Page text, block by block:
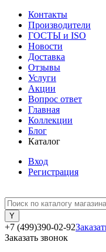
Контакты
Производители
ГОСТЫ и ISO
Новости
Доставка
Отзывы
Услуги
Акции
Вопрос ответ
Главная
Коллекции
Блог
Каталог
Вход
Регистрация
+7 (499)390-02-92
Заказать звонок